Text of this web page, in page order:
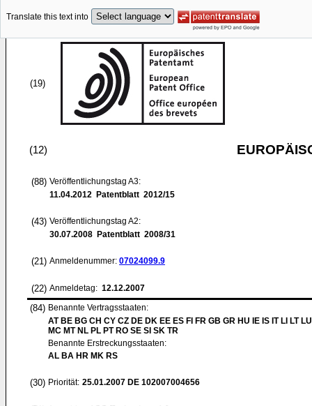
Translate this text into
(19)
(12)
(88) Veröffentlichungstag A3:
11.04.2012 Patentblatt 2012/15
(43) Veröffentlichungstag A2:
30.07.2008 Patentblatt 2008/31
(21) Anmeldenummer: 07024099.9
(22) Anmeldetag: 12.12.2007
(84) Benannte Vertragsstaaten:
AT BE BG CH CY CZ DE DK EE ES FI FR GB GR HU IE IS IT LI LT
MC MT NL PL PT RO SE SI SK TR
Benannte Erstreckungsstaaten:
AL BA HR MK RS
(30) Priorität: 25.01.2007 DE 102007004656